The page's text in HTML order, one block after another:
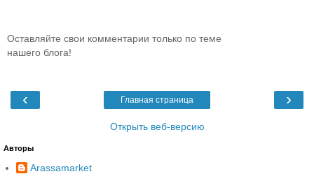
Оставляйте свои комментарии только по теме
нашего блога!
‹ ›
Главная страница
Открыть веб-версию
Авторы
Arassamarket